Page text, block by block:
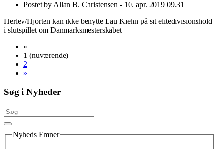
Postet byAllan B. Christensen - 10. apr. 2019 09.31
Herlev/Hjorten kan ikke benytte Lau Kiehn på sit elitedivisionshold
i slutspillet om Danmarksmesterskabet
«
1 (nuværende)
2
»
Søg i Nyheder
Nyheds Emner